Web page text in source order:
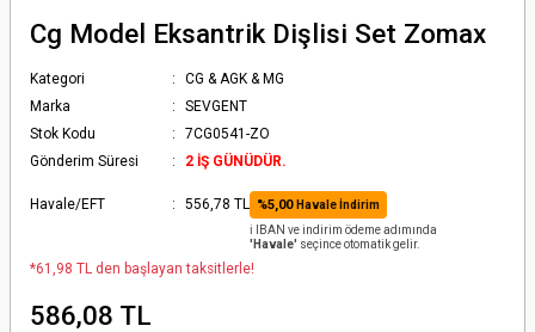
Cg Model Eksantrik Dişlisi Set Zomax
Kategori
CG & AGK & MG
Marka
SEVGENT
Stok Kodu
7CG0541-ZO
Gönderim Süresi
2 İŞ GÜNÜDÜR.
Havale/EFT 556,78 TL %5,00 Havale İndirim
ℹ️ IBAN ve indirim ödeme adımında
'Havale' seçince otomatik gelir.
*61,98 TL den başlayan taksitlerle!
586,08 TL